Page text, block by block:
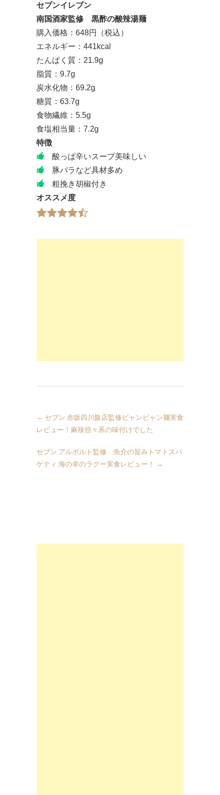
セブンイレブン
南国酒家監修 黒酢の酸辣湯麺
購入価格：648円（税込）
エネルギー：441kcal
たんぱく質：21.9g
脂質：9.7g
炭水化物：69.2g
糖質：63.7g
食物繊維：5.5g
食塩相当量：7.2g
特徴
酸っぱ辛いスープ美味しい
豚バラなど具材多め
粗挽き胡椒付き
オススメ度
← セブン 赤坂四川飯店監修ビャンビャン麺実食
レビュー！麻辣担々系の味付けでした
セブン アルポルト監修 魚介の旨みトマトスパ
ゲティ 海の幸のラグー実食レビュー！
→